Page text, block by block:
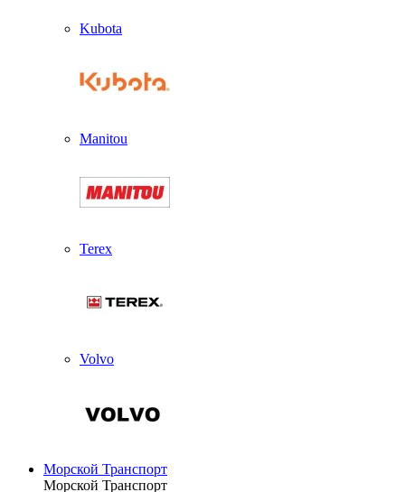
Kubota
Manitou
Terex
Volvo
Морской Транспорт
Морской Транспорт